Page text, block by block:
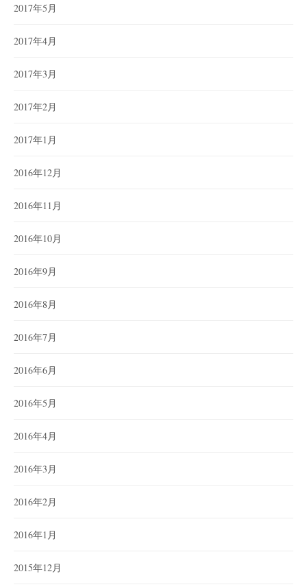
2017年5月
2017年4月
2017年3月
2017年2月
2017年1月
2016年12月
2016年11月
2016年10月
2016年9月
2016年8月
2016年7月
2016年6月
2016年5月
2016年4月
2016年3月
2016年2月
2016年1月
2015年12月